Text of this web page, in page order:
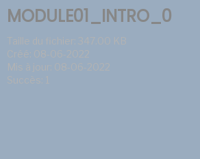
MODULE01_INTRO_0
Taille du fichier: 347.00 KB
Créé: 08-06-2022
Mis à jour: 08-06-2022
Succès: 1